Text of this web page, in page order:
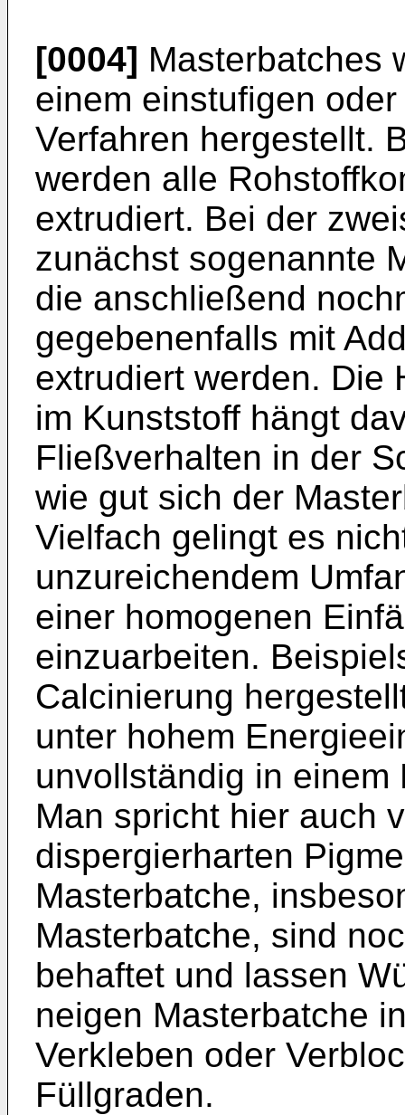
[0004] Masterbatches
einem einstufigen
Verfahren hergestellt.
werden alle
extrudiert. Bei der
zunächst sogenannte
die anschließend
gegebenenfalls mit
extrudiert werden. Die
im Kunststoff hängt
Fließverhalten in der
wie gut sich der
Vielfach gelingt es
unzureichendem
einer homogenen
einzuarbeiten.
Calcinierung
unter hohem
unvollständig in
Man spricht hier auch
dispergierharten
Masterbatche,
Masterbatche, sind
behaftet und lassen
neigen Masterbatche
Verkleben oder
Füllgraden.